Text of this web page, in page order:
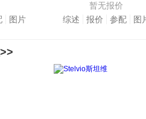
图片
暂无报价
综述
报价 参配 图